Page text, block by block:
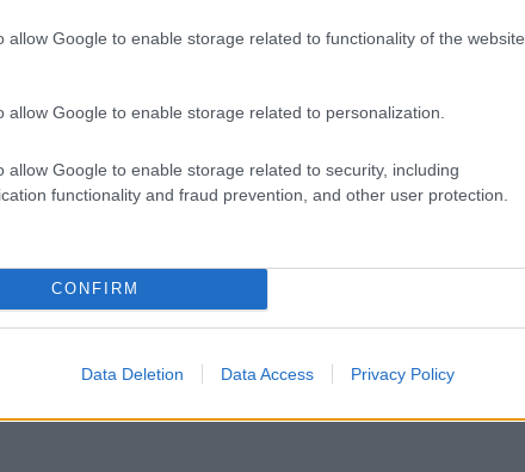
allow Google to enable storage related to functionality of the website
allow Google to enable storage related to personalization.
allow Google to enable storage related to security, including
functionality and fraud prevention, and other user protection.
CONFIRM
Data Deletion Data Access Privacy Policy